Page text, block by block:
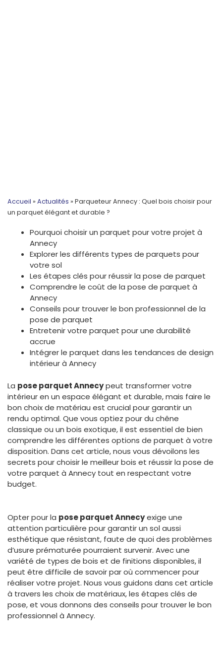
Accueil » Actualités » Parqueteur Annecy : Quel bois choisir pour
un parquet élégant et durable ?
Pourquoi choisir un parquet pour votre projet à
Annecy
Explorer les différents types de parquets pour
votre sol
Les étapes clés pour réussir la pose de parquet
Comprendre le coût de la pose de parquet à
Annecy
Conseils pour trouver le bon professionnel de la
pose de parquet
Entretenir votre parquet pour une durabilité
accrue
Intégrer le parquet dans les tendances de design
intérieur à Annecy
La pose parquet Annecypeut transformer votre
intérieur en un espace élégant et durable, mais faire le
bon choix de matériau est crucial pour garantir un
rendu optimal. Que vous optiez pour du chêne
classique ou un bois exotique, il est essentiel de bien
comprendre les différentes options de parquet à votre
disposition. Dans cet article, nous vous dévoilons les
secrets pour choisir le meilleur bois et réussir la pose de
votre parquet à Annecy tout en respectant votre
budget.
Opter pour la pose parquet Annecyexige une
attention particulière pour garantir un sol aussi
esthétique que résistant, faute de quoi des problèmes
d’usure prématurée pourraient survenir. Avec une
variété de types de bois et de finitions disponibles, il
peut être difficile de savoir par où commencer pour
réaliser votre projet. Nous vous guidons dans cet article
à travers les choix de matériaux, les étapes clés de
pose, et vous donnons des conseils pour trouver le bon
professionnel à Annecy.